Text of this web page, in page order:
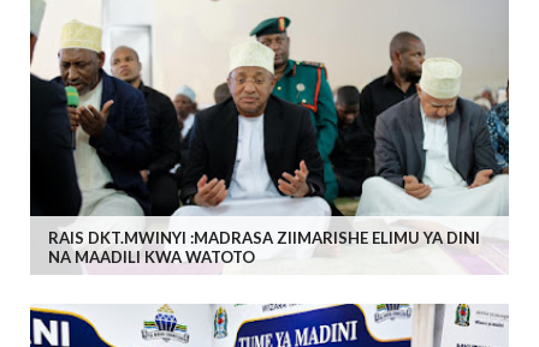
RAIS DKT.MWINYI :MADRASA ZIIMARISHE ELIMU YA DINI
NA MAADILI KWA WATOTO